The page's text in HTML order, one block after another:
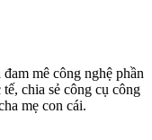
mê công nghệ phần
chia sẻ công cụ công
mẹ con cái.